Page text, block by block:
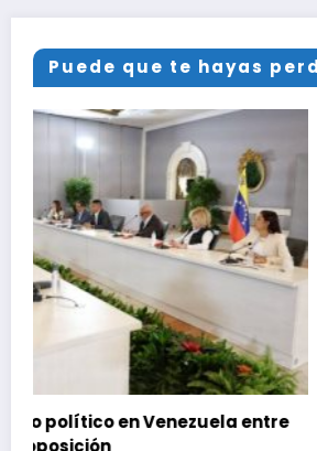
Puede que te hayas
Noticias
Presidenta Rodríguez lanza
con Subsidio Directo en